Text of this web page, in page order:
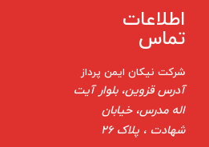
اطلاعات
تماس
شرکت نیکان ایمن پرداز
آدرس قزوین، بلوار آیت
اله مدرس، خیابان
شهادت ، پلاک 26